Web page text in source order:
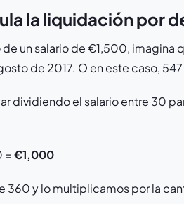
la liquidación por
un salario de €1,500, imagina
de 2017. O en este caso,
dividiendo el salario entre 30
=€1,000
360 y lo multiplicamos por la